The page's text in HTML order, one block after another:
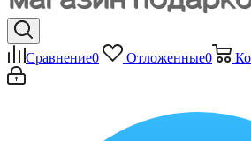
Сравнение0 Отложенные0